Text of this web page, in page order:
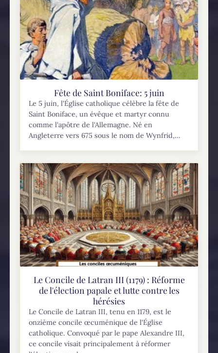
Fête de Saint Boniface: 5 juin
Le 5 juin, l'Église catholique célèbre la fête de
Saint Boniface, un évêque et martyr connu
comme l'apôtre de l'Allemagne. Né en
Angleterre vers 675 sous le nom de Wynfrid,...
Le Concile de Latran III (1179) : Réforme
de l'élection papale et lutte contre les
hérésies
Le Concile de Latran III, tenu en 1179, est le
onzième concile œcuménique de l'Église
catholique. Convoqué par le pape Alexandre III,
ce concile visait principalement à réformer